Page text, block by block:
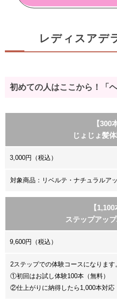
レディスアデ
初めての人はここから！「
【300
じょじょ髪
3,000円（税込）
対象商品：リベルテ・ナチュラルア
【1,100
ステップアッ
9,600円（税込）
2ステップでの体験コースになります
①初回はお試し体験100本（無料）
②仕上がりに納得したら1,000本対応